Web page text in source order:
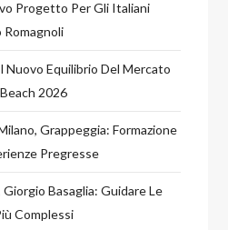
Progetto Per Gli Italiani
Romagnoli
Nuovo Equilibrio Del Mercato
2026
Grappeggia: Formazione
Pregresse
Basaglia: Guidare Le
Complessi